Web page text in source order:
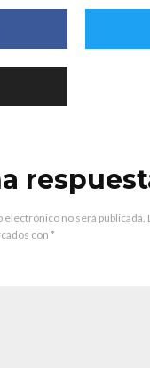
no será publicada.
con *